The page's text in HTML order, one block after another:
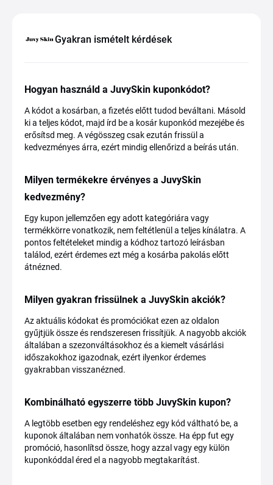
Gyakran ismételt kérdések
Hogyan használd a JuvySkin kuponkódot?
A kódot a kosárban, a fizetés előtt tudod beváltani. Másold
ki a teljes kódot, majd írd be a kosár kuponkód mezejébe és
erősítsd meg. A végösszeg csak ezután frissül a
kedvezményes árra, ezért mindig ellenőrizd a beírás után.
Milyen termékekre érvényes a JuvySkin
kedvezmény?
Egy kupon jellemzően egy adott kategóriára vagy
termékkörre vonatkozik, nem feltétlenül a teljes kínálatra. A
pontos feltételeket mindig a kódhoz tartozó leírásban
találod, ezért érdemes ezt még a kosárba pakolás előtt
átnézned.
Milyen gyakran frissülnek a JuvySkin akciók?
Az aktuális kódokat és promóciókat ezen az oldalon
gyűjtjük össze és rendszeresen frissítjük. A nagyobb akciók
általában a szezonváltásokhoz és a kiemelt vásárlási
időszakokhoz igazodnak, ezért ilyenkor érdemes
gyakrabban visszanézned.
Kombinálható egyszerre több JuvySkin kupon?
A legtöbb esetben egy rendeléshez egy kód váltható be, a
kuponok általában nem vonhatók össze. Ha épp fut egy
promóció, hasonlítsd össze, hogy azzal vagy egy külön
kuponkóddal éred el a nagyobb megtakarítást.